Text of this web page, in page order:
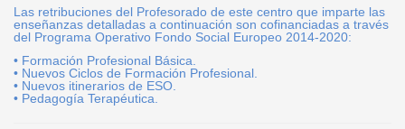
Las retribuciones del Profesorado de este centro que imparte las
enseñanzas detalladas a continuación son cofinanciadas a través
del Programa Operativo Fondo Social Europeo 2014-2020:
• Formación Profesional Básica.
• Nuevos Ciclos de Formación Profesional.
• Nuevos itinerarios de ESO.
• Pedagogía Terapéutica.